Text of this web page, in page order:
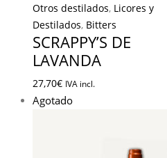
Otros destilados, Licores y
Destilados, Bitters
SCRAPPY’S DE
LAVANDA
27,70€ IVA incl.
Agotado